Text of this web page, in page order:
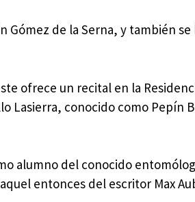
Gómez de la Serna, y también se
ofrece un recital en la
Lasierra, conocido como Pepín
alumno del conocido
entonces del escritor Max